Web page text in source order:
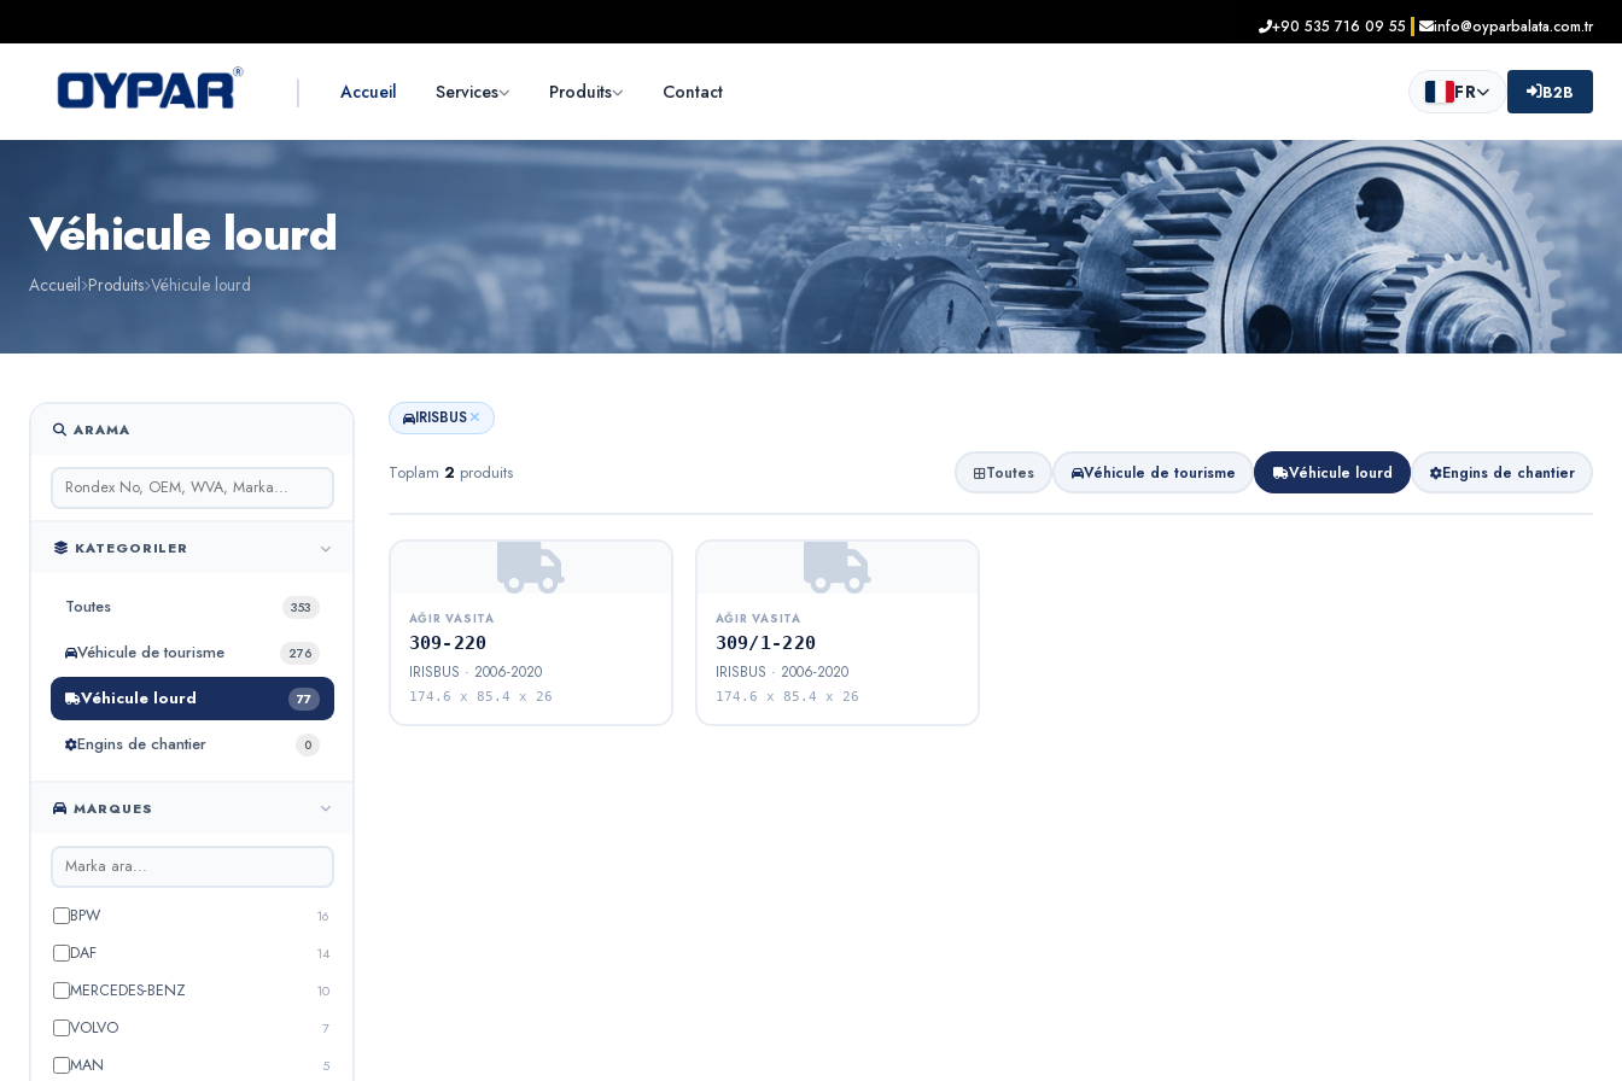
+90 535 716 09 55 info@oyparbalata.com.tr
| Accueil Services Produits Contact FR B2B
Véhicule lourd
Accueil Produits Véhicule lourd
ARAMA
KATEGORILER
Toutes 353
Véhicule de tourisme 276
Véhicule lourd 77
Engins de chantier 0
MARQUES
BPW 16
DAF 14
MERCEDES-BENZ 10
VOLVO 7
MAN 5
IRISBUS
Toplam 2 produits Toutes Véhicule de tourisme Véhicule lourd Engins de chantier
AĞIR VASITA
309-220
IRISBUS · 2006-2020
174.6 x 85.4 x 26
AĞIR VASITA
309/1-220
IRISBUS · 2006-2020
174.6 x 85.4 x 26